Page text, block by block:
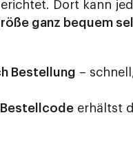
Dort kann
ganz bequem
Bestellung –
erhältst